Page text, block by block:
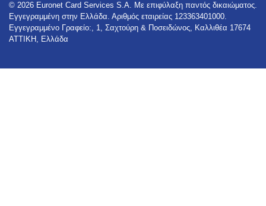
© 2026 Euronet Card Services S.A. Με επιφύλαξη παντός δικαιώματος.
Εγγεγραμμένη στην Ελλάδα. Αριθμός εταιρείας 123363401000.
Εγγεγραμμένο Γραφείο:, 1, Σαχτούρη & Ποσειδώνος, Καλλιθέα 17674
ΑΤΤΙΚΗ, Ελλάδα